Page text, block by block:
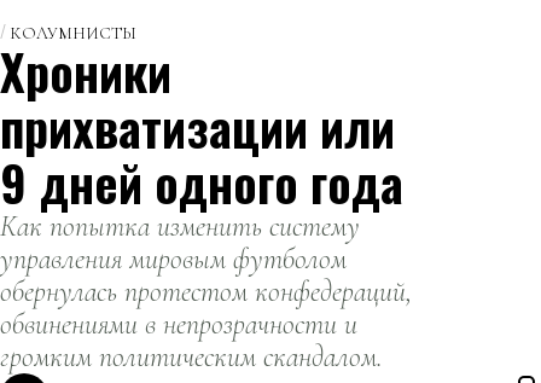
КОЛУМНИСТЫ
Хроники
прихватизации или
9 дней одного года
Как попытка изменить систему
управления мировым футболом
обернулась протестом конфедераций,
обвинениями в непрозрачности и
громким политическим скандалом.